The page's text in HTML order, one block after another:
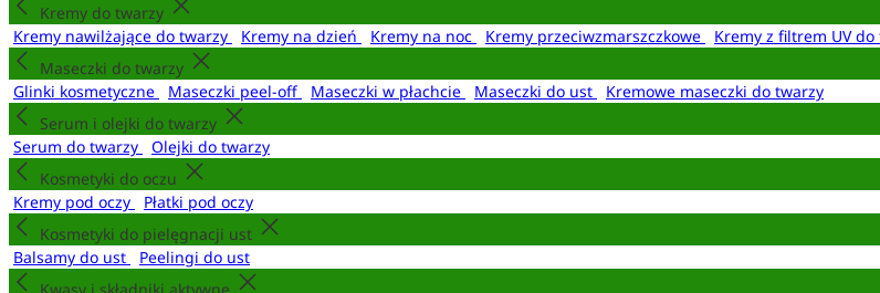
Kremy do twarzy
Kremy nawilżające do twarzy
Kremy na dzień Kremy na noc Kremy przeciwzmarszczkowe Kremy z filtrem UV do
Maseczki do twarzy
Glinki kosmetyczne
Maseczki peel-off Maseczki w płachcie Maseczki do ust
Kremowe maseczki do twarzy
Serum i olejki do twarzy
Serum do twarzy
Olejki do twarzy
Kosmetyki do oczu
Kremy pod oczy
Płatki pod oczy
Kosmetyki do pielęgnacji ust
Balsamy do ust
Peelingi do ust